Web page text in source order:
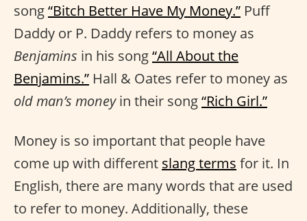
song“Bitch Better Have My Money.” Puff
Daddy or P. Daddy refers to money as
Benjamins in his song“All About the
Benjamins.” Hall & Oates refer to money as
old man’s moneyin their song“Rich Girl.”
Money is so important that people have
come up with different slang terms for it. In
English, there are many words that are used
to refer to money. Additionally, these